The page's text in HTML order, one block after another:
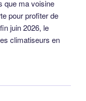
que ma voisine
pour profiter de
juin 2026, le
climatiseurs en